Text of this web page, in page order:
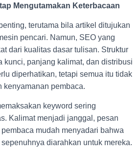
Mengutamakan Keterbacaan
terutama bila artikel ditujukan
pencari. Namun, SEO yang
dari kualitas dasar tulisan. Struktur
kunci, panjang kalimat, dan distribusi
diperhatikan, tetapi semua itu tidak
kenyamanan pembaca.
keyword sering
Kalimat menjadi janggal, pesan
mudah menyadari bahwa
diarahkan untuk mereka.